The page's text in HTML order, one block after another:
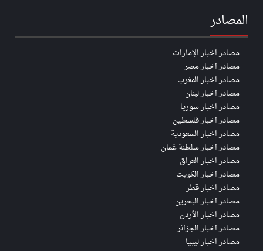
المصادر
مصادر اخبار الإمارات
مصادر اخبار مصر
مصادر اخبار المغرب
مصادر اخبار لبنان
مصادر اخبار سوريا
مصادر اخبار فلسطين
مصادر اخبار السعودية
مصادر اخبار سلطنة عُمان
مصادر اخبار العراق
مصادر اخبار الكويت
مصادر اخبار قطر
مصادر اخبار البحرين
مصادر اخبار الأردن
مصادر اخبار الجزائر
مصادر اخبار ليبيا